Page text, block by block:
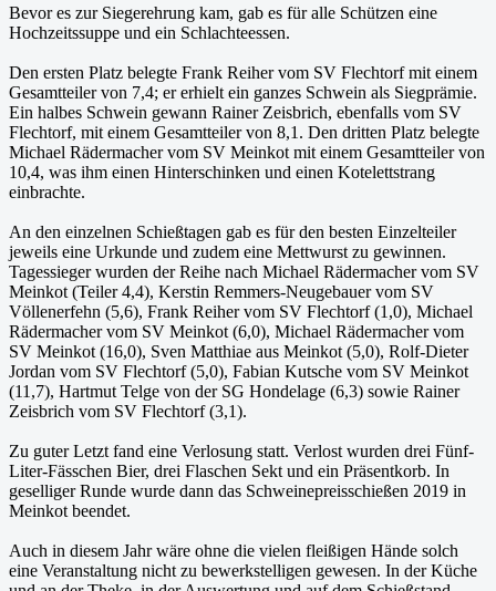
Bevor es zur Siegerehrung kam, gab es für alle Schützen eine
Hochzeitssuppe und ein Schlachteessen.
Den ersten Platz belegte Frank Reiher vom SV Flechtorf mit einem
Gesamtteiler von 7,4; er erhielt ein ganzes Schwein als Siegprämie.
Ein halbes Schwein gewann Rainer Zeisbrich, ebenfalls vom SV
Flechtorf, mit einem Gesamtteiler von 8,1. Den dritten Platz belegte
Michael Rädermacher vom SV Meinkot mit einem Gesamtteiler von
10,4, was ihm einen Hinterschinken und einen Kotelettstrang
einbrachte.
An den einzelnen Schießtagen gab es für den besten Einzelteiler
jeweils eine Urkunde und zudem eine Mettwurst zu gewinnen.
Tagessieger wurden der Reihe nach Michael Rädermacher vom SV
Meinkot (Teiler 4,4), Kerstin Remmers-Neugebauer vom SV
Völlenerfehn (5,6), Frank Reiher vom SV Flechtorf (1,0), Michael
Rädermacher vom SV Meinkot (6,0), Michael Rädermacher vom
SV Meinkot (16,0), Sven Matthiae aus Meinkot (5,0), Rolf-Dieter
Jordan vom SV Flechtorf (5,0), Fabian Kutsche vom SV Meinkot
(11,7), Hartmut Telge von der SG Hondelage (6,3) sowie Rainer
Zeisbrich vom SV Flechtorf (3,1).
Zu guter Letzt fand eine Verlosung statt. Verlost wurden drei Fünf-
Liter-Fässchen Bier, drei Flaschen Sekt und ein Präsentkorb. In
geselliger Runde wurde dann das Schweinepreisschießen 2019 in
Meinkot beendet.
Auch in diesem Jahr wäre ohne die vielen fleißigen Hände solch
eine Veranstaltung nicht zu bewerkstelligen gewesen. In der Küche